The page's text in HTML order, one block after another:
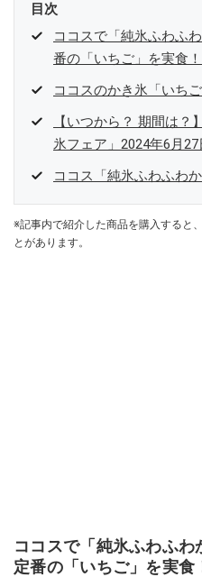
目次
ココスで「純氷ふわふ
番の「いちご」を実食！
ココスのかき氷「いち
【いつから？ 期間は？
氷フェア」2024年6月27
ココス「純氷ふわふわ
※記事内で紹介した商品を購入すると
とがあります。
ココスで「純氷ふわふわ
定番の「いちご」を実食